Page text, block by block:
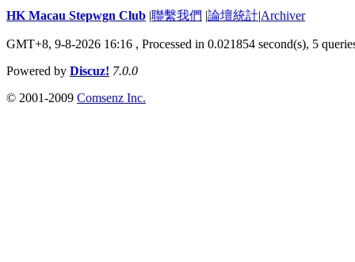
HK Macau Stepwgn Club |聯繫我們 |論壇統計|Archiver
GMT+8, 9-8-2026 16:16 , Processed in 0.021854 second(s), 5
Powered by Discuz! 7.0.0
© 2001-2009 Comsenz Inc.